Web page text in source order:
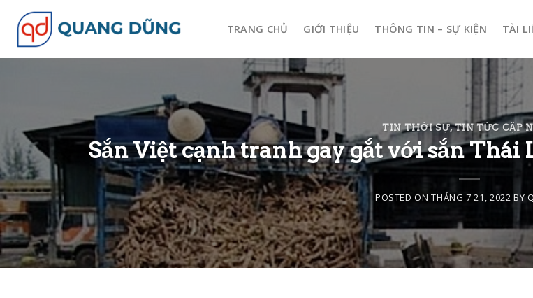
content
TRANG CHỦ GIỚI THIỆU THÔNG TIN – SỰ KIỆN TÀI
TIN THỜI SỰ,TIN TỨC CẬP
Sắn Việt cạnh tranh gay gắt với sắn
POSTED ONTHÁNG 7 21, 2022 BY